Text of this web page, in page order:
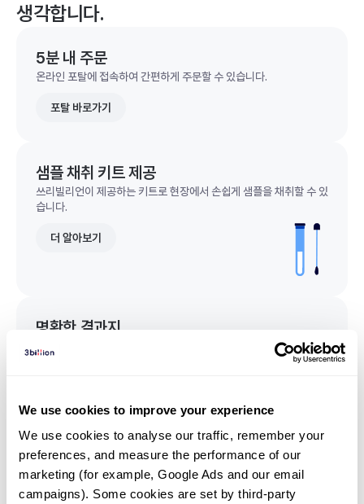
We use cookies to improve your experience
We use cookies to analyse our traffic, remember your
preferences, and measure the performance of our
marketing (for example, Google Ads and our email
campaigns). Some cookies are set by third-party
생각합니다.
5분 내 주문
온라인 포탈에 접속하여 간편하게 주문할 수 있습니다.
포탈 바로가기
샘플 채취 키트 제공
쓰리빌리언이 제공하는 키트로 현장에서 손쉽게 샘플을 채취할 수 있
습니다.
더 알아보기
명확한 결과지
임상유전학팀과 소통
궁금한 점을 임상유전학팀과 직접 논의 할 수 있습니다.
문의하기